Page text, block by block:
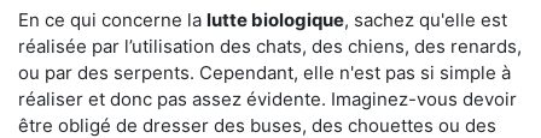
En ce qui concerne la lutte biologique, sachez qu'elle est
réalisée par l’utilisation des chats, des chiens, des renards,
ou par des serpents. Cependant, elle n'est pas si simple à
réaliser et donc pas assez évidente. Imaginez-vous devoir
être obligé de dresser des buses, des chouettes ou des